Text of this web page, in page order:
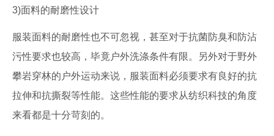
3)面料的耐磨性设计
服装面料的耐磨性也不可忽视，甚至对于抗菌防臭和防沾
污性要求也较高，毕竟户外洗涤条件有限。另外对于野外
攀岩穿林的户外运动来说，服装面料必须要求有良好的抗
拉伸和抗撕裂等性能。这些性能的要求从纺织科技的角度
来看都是十分苛刻的。